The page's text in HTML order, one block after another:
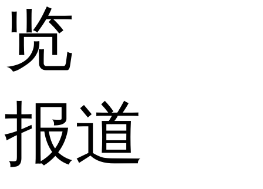
览
报道